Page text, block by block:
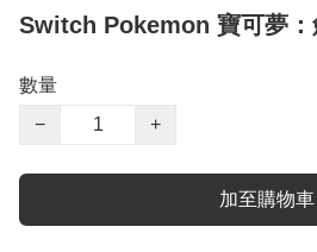
Switch Pokemon 寶可夢：
數量
−
+
加至購物車